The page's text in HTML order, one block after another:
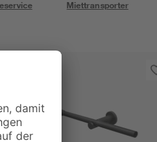
Miettransporter